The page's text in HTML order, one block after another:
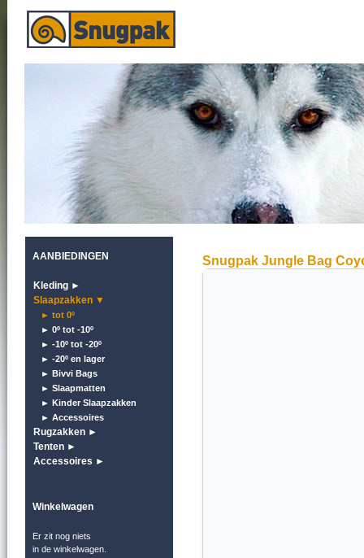
AANBIEDINGEN
Kleding ►
Slaapzakken ▼
► tot 0º
► 0º tot -10º
► -10º tot -20º
► -20º en lager
► Bivvi Bags
► Slaapmatten
► Kinder Slaapzakken
► Accessoires
Rugzakken ►
Tenten ►
Accessoires ►
Winkelwagen
Er zit nog niets
in de winkelwagen.
Snugpak Jungle Bag